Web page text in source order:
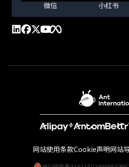
微信 小红书
网站使用条款Cookie声明网站